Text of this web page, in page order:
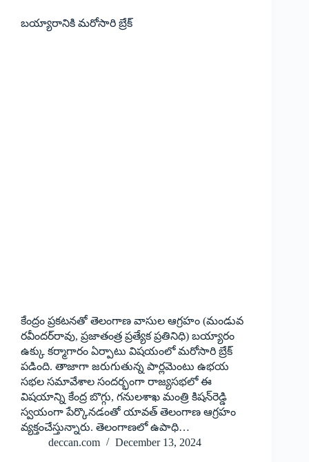
బయ్యారానికి మరోసారి బ్రేక్‌
కేంద్రం ప్రకటనతో తెలంగాణ వాసుల ఆగ్రహం (మండువ
రవీందర్‌రావు, ప్రజాతంత్ర ప్రత్యేక ప్రతినిధి) బయ్యారం
ఉక్కు కర్మాగారం ఏర్పాటు విషయంలో మరోసారి బ్రేక్‌
‌పడింది. తాజాగా జరుగుతున్న పార్లమెంటు ఉభయ
సభల సమావేశాల సందర్భంగా రాజ్యసభలో ఈ
విషయాన్ని కేంద్ర బొగ్గు, గనులశాఖ మంత్రి కిషన్‌రెడ్డి
స్వయంగా పేర్కొనడంతో యావత్‌ ‌తెలంగాణ ఆగ్రహం
వ్యక్తంచేస్తున్నారు. తెలంగాణలో ఉపాధి…
deccan.com
December 13, 2024